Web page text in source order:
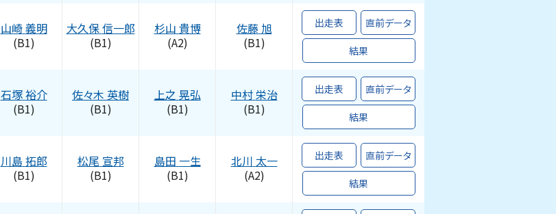
山崎義明
(B1)
大久保信一郎
(B1)
杉山 貴博
(A2)
佐藤 旭
(B1)
出走表 直前データ
結果
石塚裕介
(B1)
佐々木 英樹
(B1)
上之 晃弘
(B1)
中村栄治
(B1)
出走表 直前データ
結果
川島拓郎
(B1)
松尾 宣邦
(B1)
島田 一生
(B1)
北川 太一
(A2)
出走表 直前データ
結果